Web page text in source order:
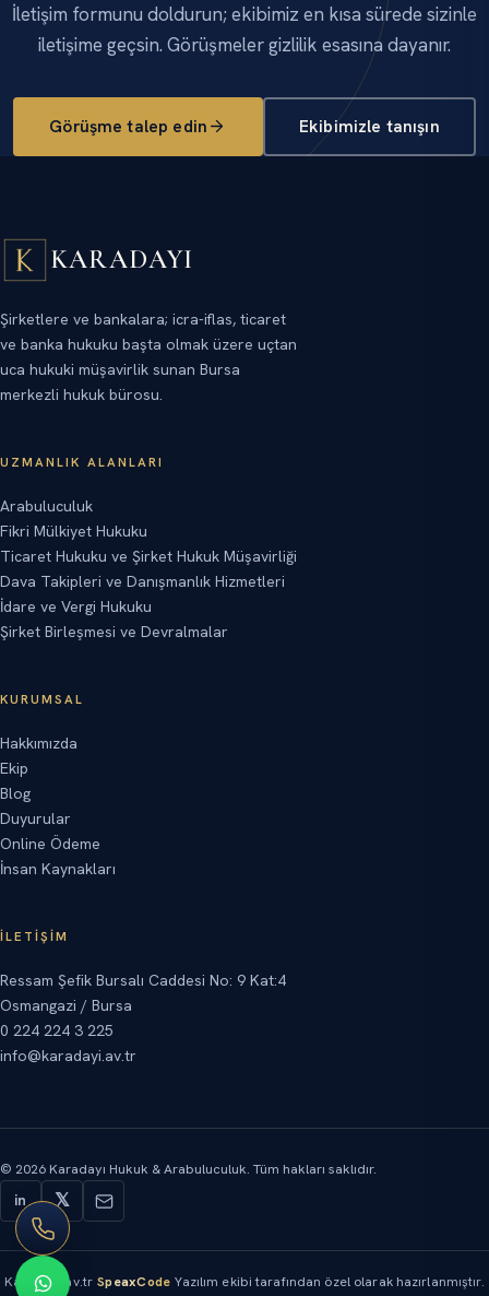
İletişim formunu doldurun; ekibimiz en kısa sürede sizinle
iletişime geçsin. Görüşmeler gizlilik esasına dayanır.
Görüşme talep edin Ekibimizle tanışın
KARADAYI
Şirketlere ve bankalara; icra-iflas, ticaret
ve banka hukuku başta olmak üzere uçtan
uca hukuki müşavirlik sunan Bursa
merkezli hukuk bürosu.
UZMANLIK ALANLARI
Arabuluculuk
Fikri Mülkiyet Hukuku
Ticaret Hukuku ve Şirket Hukuk Müşavirliği
Dava Takipleri ve Danışmanlık Hizmetleri
İdare ve Vergi Hukuku
Şirket Birleşmesi ve Devralmalar
KURUMSAL
Hakkımızda
Ekip
Blog
Duyurular
Online Ödeme
İnsan Kaynakları
İLETIŞIM
Ressam Şefik Bursalı Caddesi No: 9 Kat:4
Osmangazi / Bursa
0 224 224 3 225
info@karadayi.av.tr
© 2026 Karadayı Hukuk & Arabuluculuk. Tüm hakları saklıdır.
in
𝕏
Karadayi.av.tr SpeaxCode Yazılım ekibi tarafından özel olarak hazırlanmıştır.